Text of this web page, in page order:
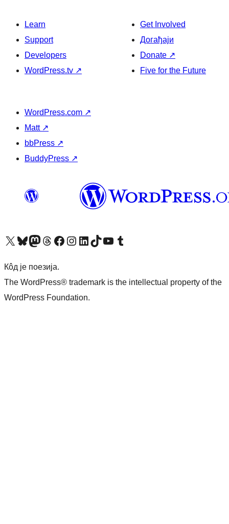
Learn
Support
Developers
WordPress.tv ↗
Get Involved
Догађаји
Donate ↗
Five for the Future
WordPress.com ↗
Matt ↗
bbPress ↗
BuddyPress ↗
Visit our X (formerly Twitter) account
Посетите наш Bluesky налог
Visit our Mastodon account
Посетите наш налог на Threads-у Visit our Facebook pageПосетите наш Инстаграм налог
Visit our LinkedIn account
Посетите наш TikTok налог
Visit our YouTube channel
Посетите наш Tumblr налог
Кôд је поезија.
The WordPress® trademark is the intellectual property of the
WordPress Foundation.